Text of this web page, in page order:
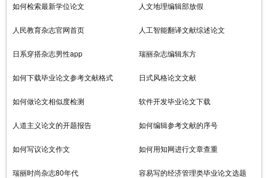
如何检索最新学位论文 人文地理编辑部放假
人民教育杂志官网首页 人工智能翻译文献综述论文
日系穿搭杂志男性app 瑞丽杂志编辑东方
如何下载毕业论文参考文献格式 日式风格论文文献
如何做论文相似度检测 软件开发毕业论文下载
人道主义论文的开题报告 如何编辑参考文献的序号
如何写议论文作文 如何用知网进行文章查重
瑞丽时尚杂志80年代 容易写的经济管理类毕业论文选题